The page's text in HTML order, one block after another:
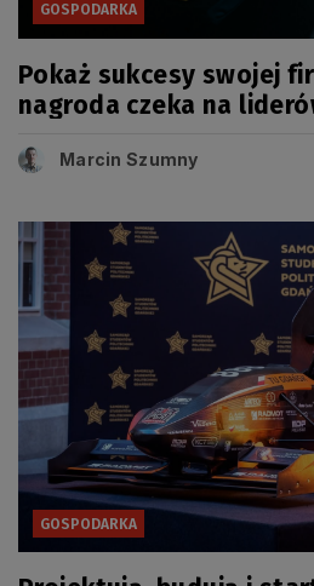
GOSPODARKA
Pokaż sukcesy swojej
nagroda czeka na
Marcin Szumny
GOSPODARKA